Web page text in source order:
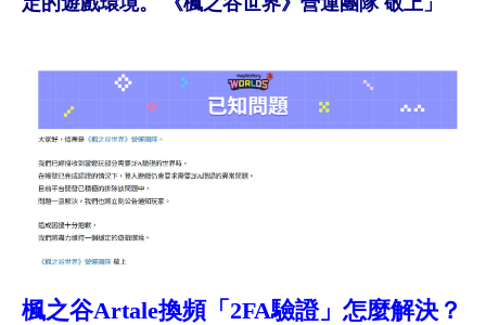
楓之谷Artale換頻「2FA驗證」怎麼解決？